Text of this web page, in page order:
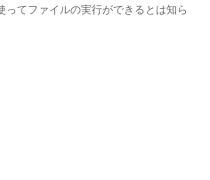
ってファイルの実行ができるとは知ら